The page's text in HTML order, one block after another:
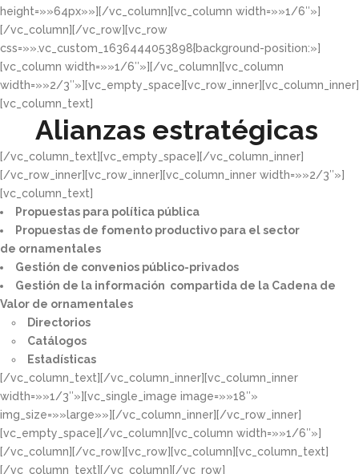
height=»»64px»»][/vc_column][vc_column width=»»1/6″»]
[/vc_column][/vc_row][vc_row
css=»».vc_custom_1636444053898{background-position:»]
[vc_column width=»»1/6″»][/vc_column][vc_column
width=»»2/3″»][vc_empty_space][vc_row_inner][vc_column_inner]
[vc_column_text]
Alianzas estratégicas
[/vc_column_text][vc_empty_space][/vc_column_inner]
[/vc_row_inner][vc_row_inner][vc_column_inner width=»»2/3″»]
[vc_column_text]
Propuestas para política pública​
Propuestas de fomento productivo para el sector
de ornamentales​
Gestión de convenios público-privados​
Gestión de la información compartida de la Cadena de
Valor de ornamentales​
Directorios​
Catálogos​
Estadísticas
[/vc_column_text][/vc_column_inner][vc_column_inner
width=»»1/3″»][vc_single_image image=»»18″»
img_size=»»large»»][/vc_column_inner][/vc_row_inner]
[vc_empty_space][/vc_column][vc_column width=»»1/6″»]
[/vc_column][/vc_row][vc_row][vc_column][vc_column_text]
[/vc_column_text][/vc_column][/vc_row]